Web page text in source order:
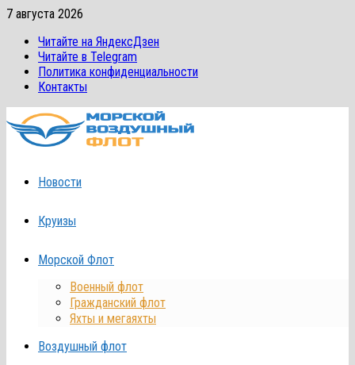
Перейти
содержимому
7 августа 2026
Читайте на ЯндексДзен
Читайте в Telegram
Политика конфиденциальности
Контакты
Новости
Круизы
Морской Флот
Военный флот
Гражданский флот
Яхты и мегаяхты
Воздушный флот